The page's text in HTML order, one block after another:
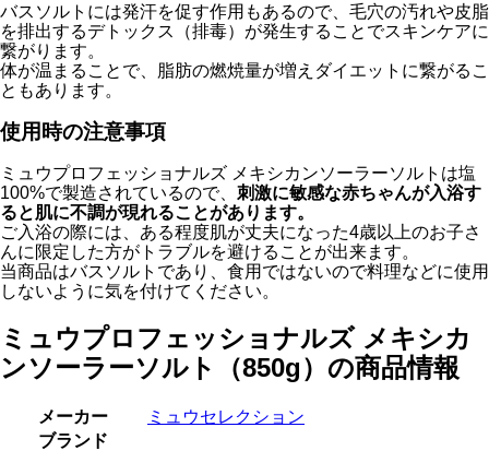
バスソルトには発汗を促す作用もあるので、毛穴の汚れや皮脂
を排出するデトックス（排毒）が発生することでスキンケアに
繋がります。
体が温まることで、脂肪の燃焼量が増えダイエットに繋がるこ
ともあります。
使用時の注意事項
ミュウプロフェッショナルズ メキシカンソーラーソルトは塩
100%で製造されているので、 刺激に敏感な赤ちゃんが入浴す
ると肌に不調が現れることがあります。
ご入浴の際には、ある程度肌が丈夫になった4歳以上のお子さ
んに限定した方がトラブルを避けることが出来ます。
当商品はバスソルトであり、食用ではないので料理などに使用
しないように気を付けてください。
ミュウプロフェッショナルズ メキシカ
ンソーラーソルト（850g）の商品情報
メーカー
ミュウセレクション
ブランド